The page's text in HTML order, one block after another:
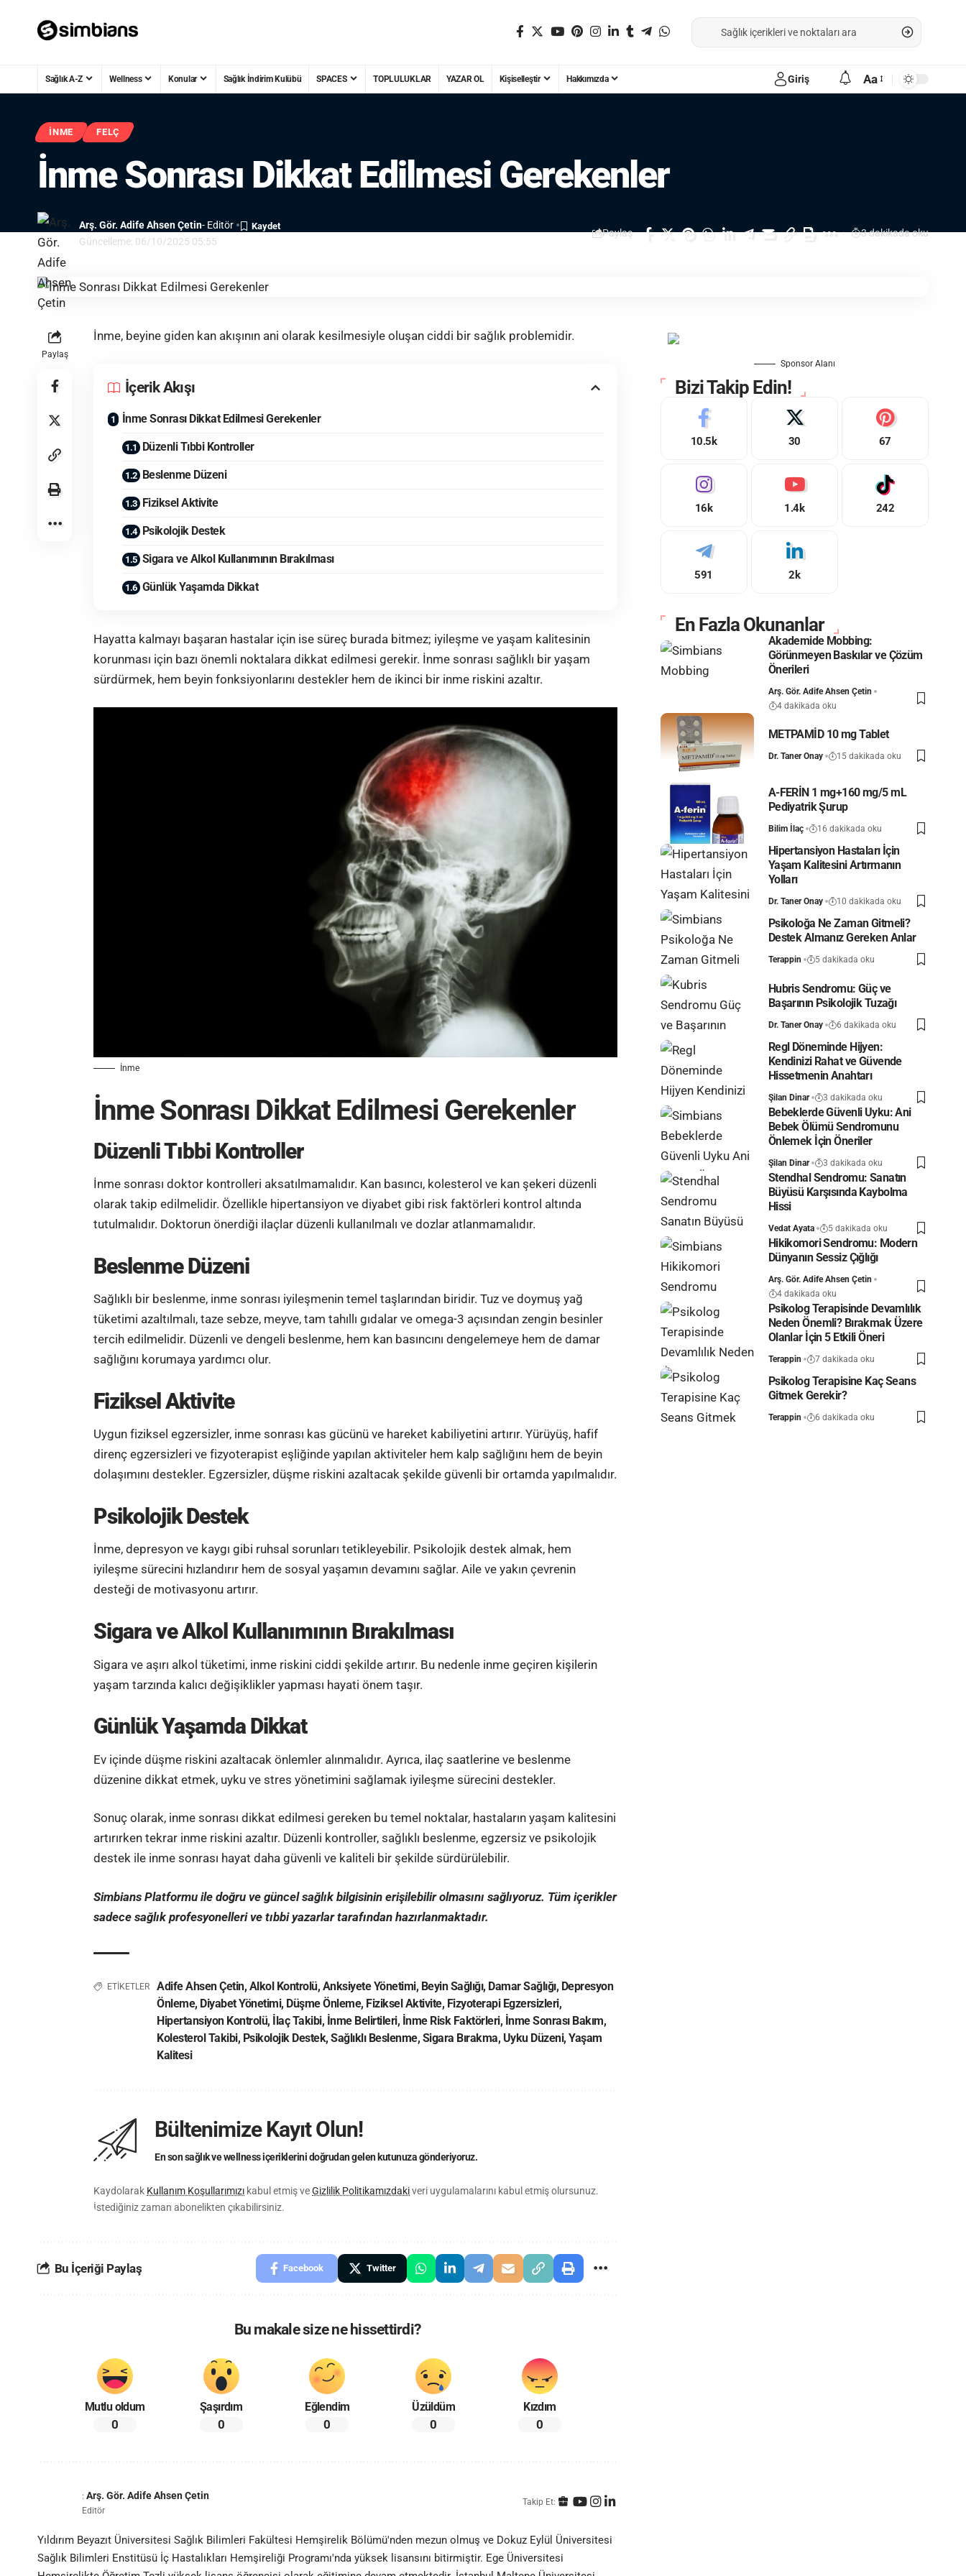
Sağlık A-Z Wellness Konular Sağlık İndirim Kulübü SPACES TOPLULUKLAR YAZAR OL Kişiselleştir Hakkımızda Giriş Aa
İNME FELÇ
İnme Sonrası Dikkat Edilmesi Gerekenler
Güncelleme: 06/10/2025 05:55
Arş. Gör. Adife Ahsen Çetin- Editör
Paylaş 3 dakikada oku
Paylaş
İnme, beyine giden kan akışının ani olarak kesilmesiyle oluşan ciddi bir sağlık problemidir.
İçerik Akışı
İnme Sonrası Dikkat Edilmesi Gerekenler
Düzenli Tıbbi Kontroller
Beslenme Düzeni
Fiziksel Aktivite
Psikolojik Destek
Sigara ve Alkol Kullanımının Bırakılması
Günlük Yaşamda Dikkat
Hayatta kalmayı başaran hastalar için ise süreç burada bitmez; iyileşme ve yaşam kalitesinin
korunması için bazı önemli noktalara dikkat edilmesi gerekir. İnme sonrası sağlıklı bir yaşam
sürdürmek, hem beyin fonksiyonlarını destekler hem de ikinci bir inme riskini azaltır.
İnme
İnme Sonrası Dikkat Edilmesi Gerekenler
Düzenli Tıbbi Kontroller
İnme sonrası doktor kontrolleri aksatılmamalıdır. Kan basıncı, kolesterol ve kan şekeri düzenli
olarak takip edilmelidir. Özellikle hipertansiyon ve diyabet gibi risk faktörleri kontrol altında
tutulmalıdır. Doktorun önerdiği ilaçlar düzenli kullanılmalı ve dozlar atlanmamalıdır.
Beslenme Düzeni
Sağlıklı bir beslenme, inme sonrası iyileşmenin temel taşlarından biridir. Tuz ve doymuş yağ
tüketimi azaltılmalı, taze sebze, meyve, tam tahıllı gıdalar ve omega-3 açısından zengin besinler
tercih edilmelidir. Düzenli ve dengeli beslenme, hem kan basıncını dengelemeye hem de damar
sağlığını korumaya yardımcı olur.
Fiziksel Aktivite
Uygun fiziksel egzersizler, inme sonrası kas gücünü ve hareket kabiliyetini artırır. Yürüyüş, hafif
direnç egzersizleri ve fizyoterapist eşliğinde yapılan aktiviteler hem kalp sağlığını hem de beyin
dolaşımını destekler. Egzersizler, düşme riskini azaltacak şekilde güvenli bir ortamda yapılmalıdır.
Psikolojik Destek
İnme, depresyon ve kaygı gibi ruhsal sorunları tetikleyebilir. Psikolojik destek almak, hem
iyileşme sürecini hızlandırır hem de sosyal yaşamın devamını sağlar. Aile ve yakın çevrenin
desteği de motivasyonu artırır.
Sigara ve Alkol Kullanımının Bırakılması
Sigara ve aşırı alkol tüketimi, inme riskini ciddi şekilde artırır. Bu nedenle inme geçiren kişilerin
yaşam tarzında kalıcı değişiklikler yapması hayati önem taşır.
Günlük Yaşamda Dikkat
Ev içinde düşme riskini azaltacak önlemler alınmalıdır. Ayrıca, ilaç saatlerine ve beslenme
düzenine dikkat etmek, uyku ve stres yönetimini sağlamak iyileşme sürecini destekler.
Sonuç olarak, inme sonrası dikkat edilmesi gereken bu temel noktalar, hastaların yaşam kalitesini
artırırken tekrar inme riskini azaltır. Düzenli kontroller, sağlıklı beslenme, egzersiz ve psikolojik
destek ile inme sonrası hayat daha güvenli ve kaliteli bir şekilde sürdürülebilir.
Simbians Platformu ile doğru ve güncel sağlık bilgisinin erişilebilir olmasını sağlıyoruz. Tüm içerikler
sadece sağlık profesyonelleri ve tıbbi yazarlar tarafından hazırlanmaktadır.
ETİKETLER Adife Ahsen Çetin, Alkol Kontrolü, Anksiyete Yönetimi, Beyin Sağlığı, Damar Sağlığı, Depresyon
Önleme, Diyabet Yönetimi, Düşme Önleme, Fiziksel Aktivite, Fizyoterapi Egzersizleri,
Hipertansiyon Kontrolü, İlaç Takibi, İnme Belirtileri, İnme Risk Faktörleri, İnme Sonrası Bakım,
Kolesterol Takibi, Psikolojik Destek, Sağlıklı Beslenme, Sigara Bırakma, Uyku Düzeni, Yaşam
Kalitesi
Bültenimize Kayıt Olun!
En son sağlık ve wellness içeriklerini doğrudan gelen kutunuza gönderiyoruz.
Kaydolarak Kullanım Koşullarımızı kabul etmiş veGizlilik Politikamızdakiveri uygulamalarını kabul etmiş olursunuz.
İstediğiniz zaman abonelikten çıkabilirsiniz.
Bu İçeriği Paylaş Facebook Twitter
Bu makale size ne hissettirdi?
Mutlu oldum
0
Şaşırdım
0
Eğlendim
0
Üzüldüm
0
Kızdım
0
: Arş. Gör. Adife Ahsen Çetin
Editör
Takip Et:
Yıldırım Beyazıt Üniversitesi Sağlık Bilimleri Fakültesi Hemşirelik Bölümü'nden mezun olmuş ve Dokuz Eylül Üniversitesi
Sağlık Bilimleri Enstitüsü İç Hastalıkları Hemşireliği Programı'nda yüksek lisansını bitirmiştir. Ege Üniversitesi
Sponsor Alanı
Bizi Takip Edin!
10.5k 30 67
16k 1.4k 242
591 2k
En Fazla Okunanlar
Akademide Mobbing:
Görünmeyen Baskılar ve Çözüm
Önerileri
Arş. Gör. Adife Ahsen Çetin
4 dakikada oku
METPAMİD 10 mg Tablet
Dr. Taner Onay 15 dakikada oku
A-FERİN 1 mg+160 mg/5 mL
Pediyatrik Şurup
Bilim İlaç 16 dakikada oku
Hipertansiyon Hastaları İçin
Yaşam Kalitesini Artırmanın
Yolları
Dr. Taner Onay 10 dakikada oku
Psikoloğa Ne Zaman Gitmeli?
Destek Almanız Gereken Anlar
Terappin 5 dakikada oku
Hubris Sendromu: Güç ve
Başarının Psikolojik Tuzağı
Dr. Taner Onay 6 dakikada oku
Regl Döneminde Hijyen:
Kendinizi Rahat ve Güvende
Hissetmenin Anahtarı
Şilan Dinar 3 dakikada oku
Bebeklerde Güvenli Uyku: Ani
Bebek Ölümü Sendromunu
Önlemek İçin Öneriler
Şilan Dinar 3 dakikada oku
Stendhal Sendromu: Sanatın
Büyüsü Karşısında Kaybolma
Hissi
Vedat Ayata 5 dakikada oku
Hikikomori Sendromu: Modern
Dünyanın Sessiz Çığlığı
Arş. Gör. Adife Ahsen Çetin
4 dakikada oku
Psikolog Terapisinde Devamlılık
Neden Önemli? Bırakmak Üzere
Olanlar İçin 5 Etkili Öneri
Terappin 7 dakikada oku
Psikolog Terapisine Kaç Seans
Gitmek Gerekir?
Terappin 6 dakikada oku